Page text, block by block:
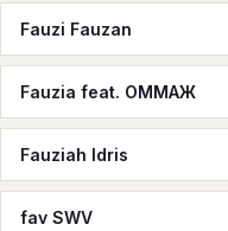
Fauzi Fauzan
Fauzia feat. ОММАЖ
Fauziah Idris
fav SWV